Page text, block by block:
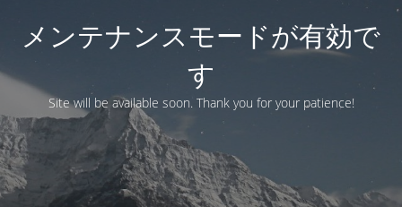
メンテナンスモードが有効で
す
Site will be available soon. Thank you for your patience!